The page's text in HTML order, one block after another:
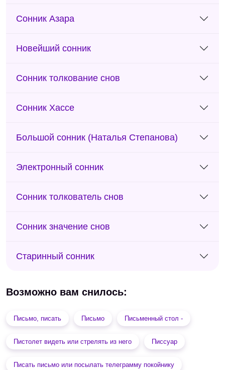
Сонник Азара
Новейший сонник
Сонник толкование снов
Сонник Хассе
Большой сонник (Наталья Степанова)
Электронный сонник
Сонник толкователь снов
Сонник значение снов
Старинный сонник
Возможно вам снилось:
Письмо, писать Письмо Письменный стол -
Пистолет видеть или стрелять из него Писсуар
Писать письмо или посылать телеграмму покойнику